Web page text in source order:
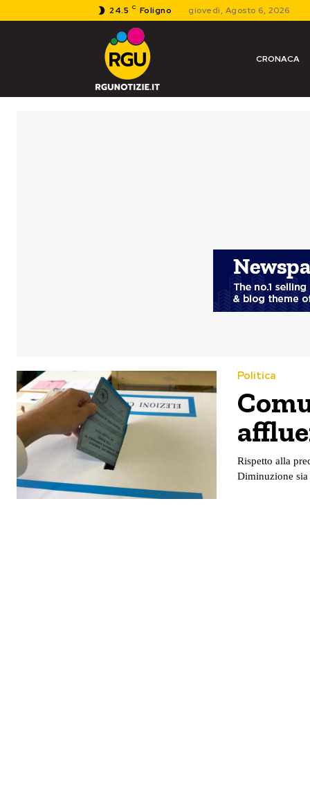
24.5 C Foligno giovedì, Agosto 6, 2026
CRONACA
Politica
Rispetto alla
Diminuzione sia